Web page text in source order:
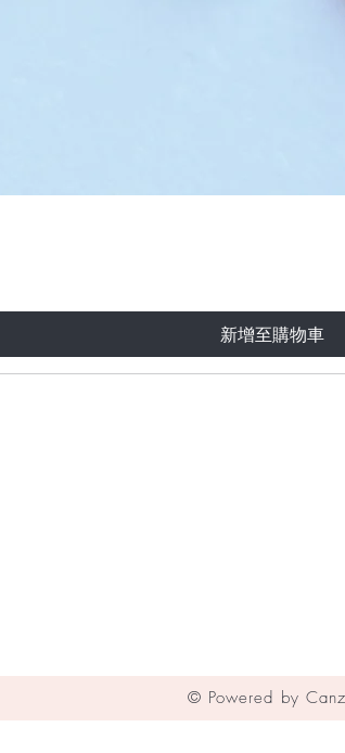
新增至購物車
© Powered by